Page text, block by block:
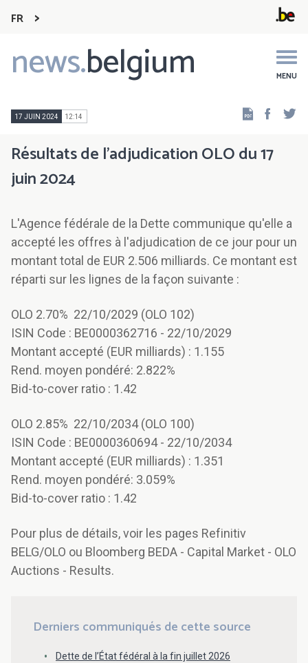
FR
news.belgium MENU
Main
navigation
17 JUIN 2024 12:14
Résultats de l'adjudication OLO du 17
juin 2024
L'Agence fédérale de la Dette communique qu'elle a
accepté les offres à l'adjudication de ce jour pour un
montant total de EUR 2.506 milliards. Ce montant est
réparti sur les lignes de la façon suivante :
OLO 2.70% 22/10/2029 (OLO 102)
ISIN Code : BE0000362716 - 22/10/2029
Montant accepté (EUR milliards) : 1.155
Rend. moyen pondéré: 2.822%
Bid-to-cover ratio : 1.42
OLO 2.85% 22/10/2034 (OLO 100)
ISIN Code : BE0000360694 - 22/10/2034
Montant accepté (EUR milliards) : 1.351
Rend. moyen pondéré: 3.059%
Bid-to-cover ratio : 1.42
Pour plus de détails, voir les pages Refinitiv
BELG/OLO ou Bloomberg BEDA - Capital Market - OLO
Auctions - Results.
Derniers communiqués de cette source
Dette de l’État fédéral à la fin juillet 2026